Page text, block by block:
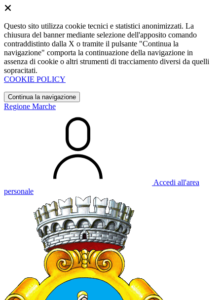
Questo sito utilizza cookie tecnici e statistici anonimizzati. La
chiusura del banner mediante selezione dell'apposito comando
contraddistinto dalla X o tramite il pulsante "Continua la
navigazione" comporta la continuazione della navigazione in
assenza di cookie o altri strumenti di tracciamento diversi da quelli
sopracitati.
COOKIE POLICY
Continua la navigazione
Regione Marche
Accedi all'area
personale